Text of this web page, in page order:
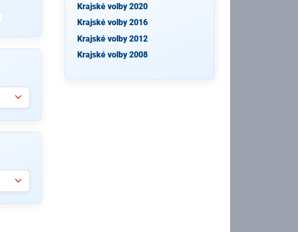
Krajské volby 2020
Krajské volby 2016
Krajské volby 2012
Krajské volby 2008